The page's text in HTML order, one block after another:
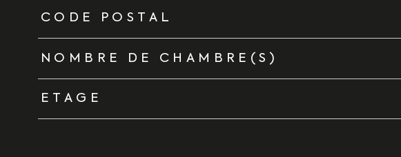
TRAD_ZEPHYR_Caracteristique
CODE POSTAL
NOMBRE DE CHAMBRE(S)
ETAGE